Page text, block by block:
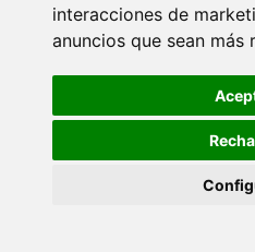
interacciones de
anuncios que sean más